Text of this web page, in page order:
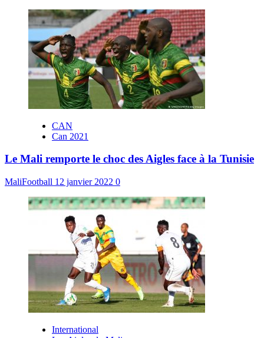
CAN
Can 2021
Le Mali remporte le choc des Aigles face à la Tunisie
MaliFootball 12 janvier 2022 0
International